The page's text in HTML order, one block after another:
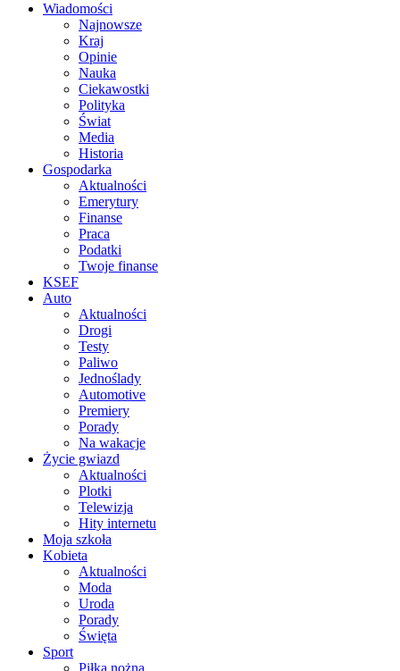
Wiadomości
Najnowsze
Kraj
Opinie
Nauka
Ciekawostki
Polityka
Świat
Media
Historia
Gospodarka
Aktualności
Emerytury
Finanse
Praca
Podatki
Twoje finanse
KSEF
Auto
Aktualności
Drogi
Testy
Paliwo
Jednoślady
Automotive
Premiery
Porady
Na wakacje
Życie gwiazd
Aktualności
Plotki
Telewizja
Hity internetu
Moja szkoła
Kobieta
Aktualności
Moda
Uroda
Porady
Święta
Sport
Piłka nożna